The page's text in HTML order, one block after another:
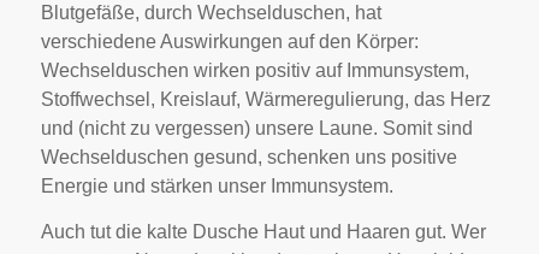
Blutgefäße, durch Wechselduschen, hat
verschiedene Auswirkungen auf den Körper:
Wechselduschen wirken positiv auf Immunsystem,
Stoffwechsel, Kreislauf, Wärmeregulierung, das Herz
und (nicht zu vergessen) unsere Laune. Somit sind
Wechselduschen gesund, schenken uns positive
Energie und stärken unser Immunsystem.
Auch tut die kalte Dusche Haut und Haaren gut. Wer